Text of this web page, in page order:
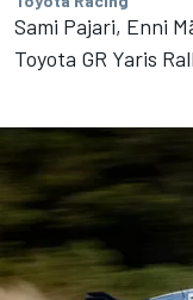
Sami Pajari, Enni
Toyota GR Yaris